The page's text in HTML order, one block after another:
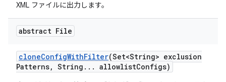
XML ファイルに出力します。
abstract File
cloneConfigWithFilter(Set<String> exclusion
Patterns, String . . . allowlistConfigs)